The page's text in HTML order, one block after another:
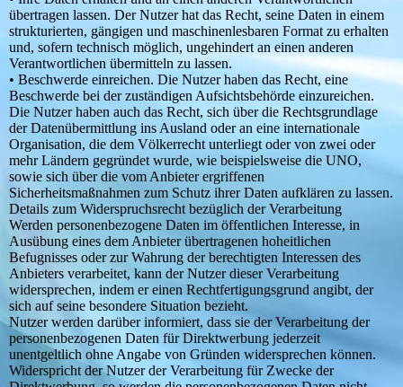
übertragen lassen. Der Nutzer hat das Recht, seine Daten in einem
strukturierten, gängigen und maschinenlesbaren Format zu erhalten
und, sofern technisch möglich, ungehindert an einen anderen
Verantwortlichen übermitteln zu lassen.
• Beschwerde einreichen. Die Nutzer haben das Recht, eine
Beschwerde bei der zuständigen Aufsichtsbehörde einzureichen.
Die Nutzer haben auch das Recht, sich über die Rechtsgrundlage
der Datenübermittlung ins Ausland oder an eine internationale
Organisation, die dem Völkerrecht unterliegt oder von zwei oder
mehr Ländern gegründet wurde, wie beispielsweise die UNO,
sowie sich über die vom Anbieter ergriffenen
Sicherheitsmaßnahmen zum Schutz ihrer Daten aufklären zu lassen.
Details zum Widerspruchsrecht bezüglich der Verarbeitung
Werden personenbezogene Daten im öffentlichen Interesse, in
Ausübung eines dem Anbieter übertragenen hoheitlichen
Befugnisses oder zur Wahrung der berechtigten Interessen des
Anbieters verarbeitet, kann der Nutzer dieser Verarbeitung
widersprechen, indem er einen Rechtfertigungsgrund angibt, der
sich auf seine besondere Situation bezieht.
Nutzer werden darüber informiert, dass sie der Verarbeitung der
personenbezogenen Daten für Direktwerbung jederzeit
unentgeltlich ohne Angabe von Gründen widersprechen können.
Widerspricht der Nutzer der Verarbeitung für Zwecke der